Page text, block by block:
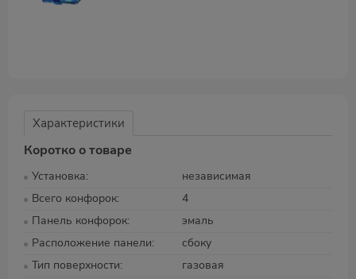
Характеристики
Коротко о товаре
Установка
независимая
Всего конфорок
4
Панель конфорок
эмаль
Расположение панели
сбоку
Тип поверхности
газовая